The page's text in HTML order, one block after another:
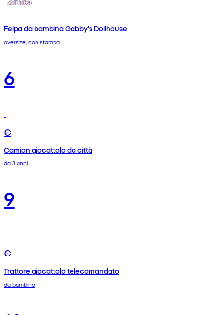
Felpa da bambina Gabby's Dollhouse
oversize, con stampa
6
€
Camion giocattolo da città
da 3 anni
9
€
Trattore giocattolo telecomandato
da bambino